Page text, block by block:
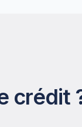
crédit